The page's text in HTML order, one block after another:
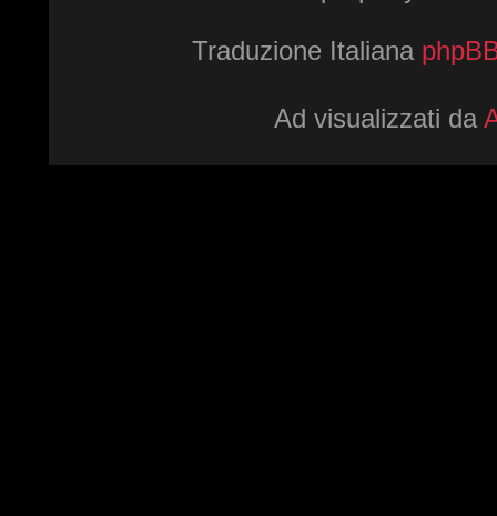
Traduzione Italiana
Ad visualizzati da